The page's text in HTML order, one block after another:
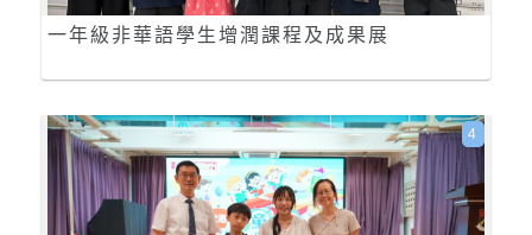
一年級非華語學生增潤課程及成果展
4